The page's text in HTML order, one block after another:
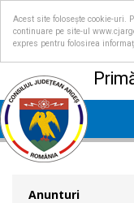
Acest site folosește cookie-uri.
continuare pe site-ul
expres pentru folosirea
Anunturi